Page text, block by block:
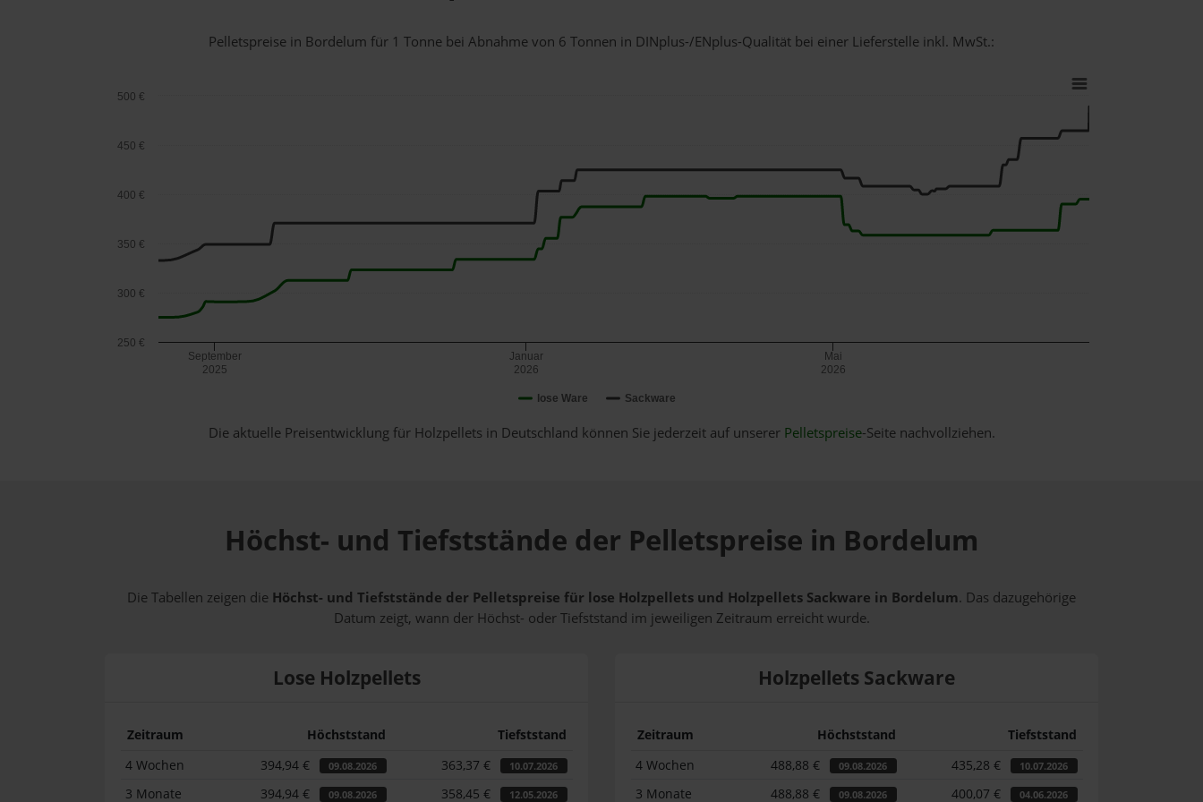
Pelletspreise in Bordelum für 1 Tonne bei Abnahmevon 6 Tonnen in DINplus-/ENplus-Qualität bei einer Lieferstelle inkl. MwSt.:
lose Ware Sackware
September
2025
Januar
2026
Mai
2026
250 €
300 €
350 €
400 €
450 €
500 €
Die aktuelle Preisentwicklung für Holzpellets in Deutschland können Sie jederzeit auf unserer Pelletspreise-Seite nachvollziehen.
Höchst- und Tiefststände der Pelletspreise in Bordelum
Die Tabellen zeigen die Höchst- und Tiefststände der Pelletspreise für lose Holzpellets und Holzpellets Sackware in Bordelum. Das dazugehörige
Datum zeigt, wann der Höchst- oder Tiefststand im jeweiligen Zeitraum erreicht wurde.
Lose Holzpellets
Zeitraum Höchststand
Tiefststand
4 Wochen
394,94 € 09.08.2026 363,37 € 10.07.2026
3 Monate 394,94 € 09.08.2026 358,45 € 12.05.2026
Holzpellets Sackware
Zeitraum Höchststand
Tiefststand
4 Wochen
488,88 € 09.08.2026 435,28 € 10.07.2026
3 Monate 488,88 € 09.08.2026 400,07 € 04.06.2026